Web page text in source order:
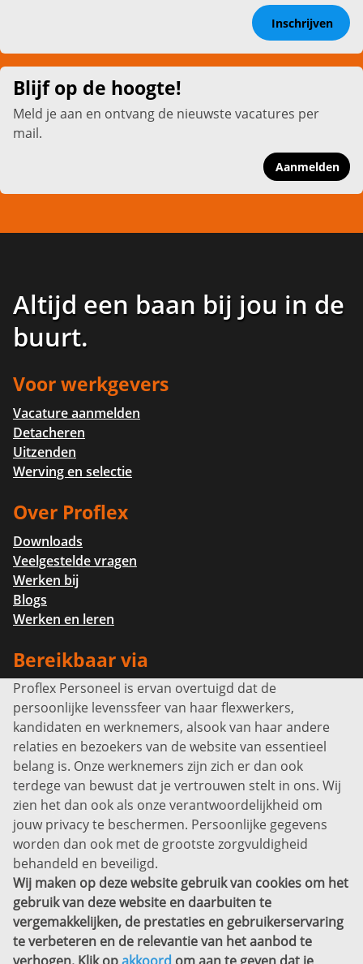
Inschrijven
Blijf op de hoogte!
Meld je aan en ontvang de nieuwste vacatures per
mail.
Aanmelden
Altijd een baan bij jou in de
buurt.
Voor werkgevers
Vacature aanmelden
Detacheren
Uitzenden
Werving en selectie
Over Proflex
Downloads
Veelgestelde vragen
Werken bij
Blogs
Werken en leren
Bereikbaar via
Info@proflexpersoneel.nl
Bel ons:+31 (0)85 0450040
Prins Willem-Alexanderlaan 301
7311 SW Apeldoorn
Disclaimer
Privacyverklaring
Sitemap
Copyright
Bekijk ook eens
Proflex Personeel is ervan overtuigd dat de
persoonlijke levenssfeer van haar flexwerkers,
kandidaten en werknemers, alsook van haar andere
relaties en bezoekers van de website van essentieel
belang is. Onze werknemers zijn zich er dan ook
terdege van bewust dat je vertrouwen stelt in ons. Wij
zien het dan ook als onze verantwoordelijkheid om
jouw privacy te beschermen. Persoonlijke gegevens
worden dan ook met de grootste zorgvuldigheid
behandeld en beveiligd.
Wij maken op deze website gebruik van cookies om het
gebruik van deze website en daarbuiten te
vergemakkelijken, de prestaties en gebruikerservaring
te verbeteren en de relevantie van het aanbod te